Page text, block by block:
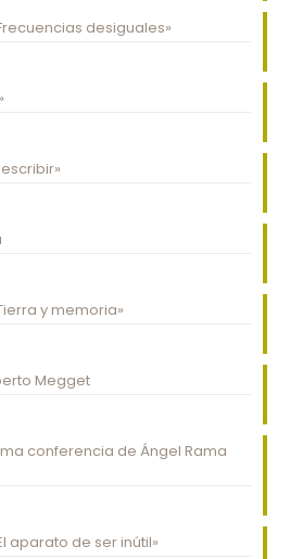
desiguales»
y memoria»
Megget
conferencia de Ángel Rama
aparato de ser inútil»